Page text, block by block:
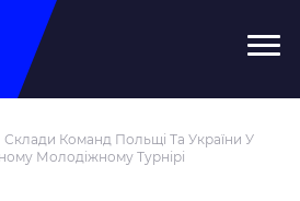
Склади Команд Польщі Та України У
Молодіжному Турнірі